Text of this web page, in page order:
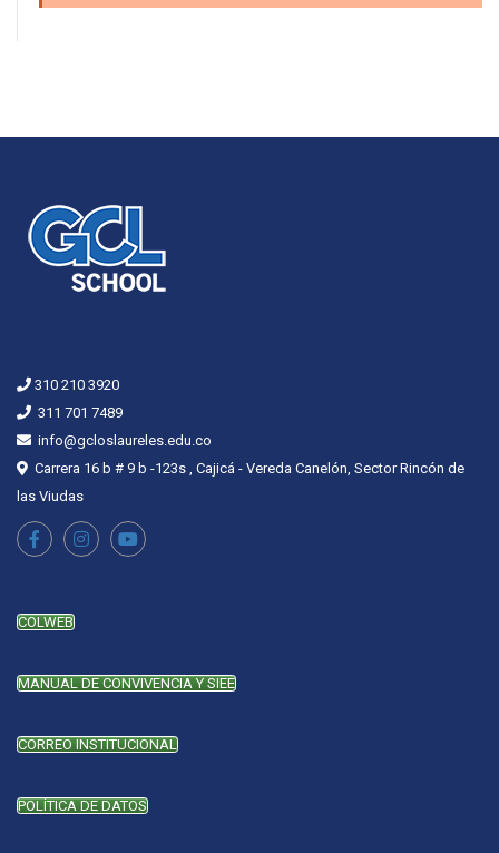
310 210 3920
311 701 7489
info@gcloslaureles.edu.co
Carrera 16 b # 9 b -123s , Cajicá - Vereda Canelón, Sector Rincón de
las Viudas
COLWEB
MANUAL DE CONVIVENCIA Y SIEE
CORREO INSTITUCIONAL
POLÍTICA DE DATOS